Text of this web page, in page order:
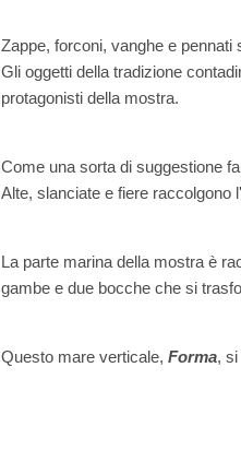
Zappe, forconi, vanghe e pennati
Gli oggetti della tradizione
protagonisti della mostra.
Come una sorta di suggestione
Alte, slanciate e fiere raccolgono
La parte marina della mostra è
gambe e due bocche che si
Questo mare verticale, Forma,